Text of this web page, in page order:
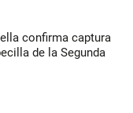
confirma captura
de la Segunda